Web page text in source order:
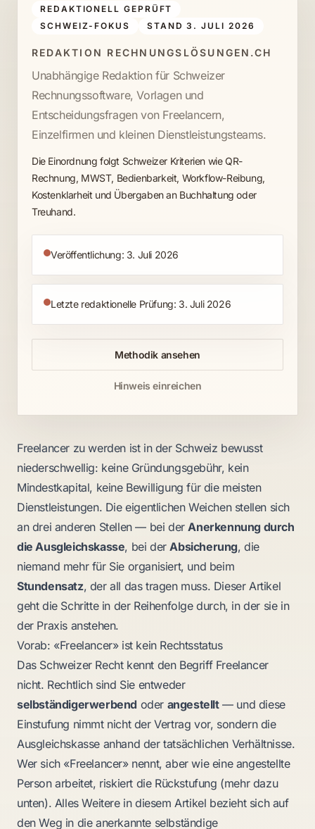
REDAKTIONELL GEPRÜFT
SCHWEIZ-FOKUS
STAND 3. JULI 2026
REDAKTION RECHNUNGSLÖSUNGEN.CH
Unabhängige Redaktion für Schweizer
Rechnungssoftware, Vorlagen und
Entscheidungsfragen von Freelancern,
Einzelfirmen und kleinen Dienstleistungsteams.
Die Einordnung folgt Schweizer Kriterien wie QR-
Rechnung, MWST, Bedienbarkeit, Workflow-Reibung,
Kostenklarheit und Übergaben an Buchhaltung oder
Treuhand.
Veröffentlichung: 3. Juli 2026
Letzte redaktionelle Prüfung: 3. Juli 2026
Methodik ansehen
Hinweis einreichen
Freelancer zu werden ist in der Schweiz bewusst
niederschwellig: keine Gründungsgebühr, kein
Mindestkapital, keine Bewilligung für die meisten
Dienstleistungen. Die eigentlichen Weichen stellen sich
an drei anderen Stellen — bei derAnerkennung durch
die Ausgleichskasse, bei derAbsicherung, die
niemand mehr für Sie organisiert, und beim
Stundensatz, der all das tragen muss. Dieser Artikel
geht die Schritte in der Reihenfolge durch, in der sie in
der Praxis anstehen.
Vorab: «Freelancer» ist kein Rechtsstatus
Das Schweizer Recht kennt den Begriff Freelancer
nicht. Rechtlich sind Sie entweder
selbständigerwerbend oder angestellt— und diese
Einstufung nimmt nicht der Vertrag vor, sondern die
Ausgleichskasse anhand der tatsächlichen Verhältnisse.
Wer sich «Freelancer» nennt, aber wie eine angestellte
Person arbeitet, riskiert die Rückstufung (mehr dazu
unten). Alles Weitere in diesem Artikel bezieht sich auf
den Weg in die anerkannte selbständige